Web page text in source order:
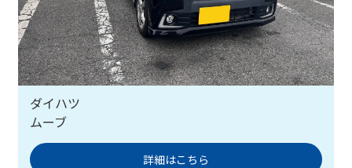
ダイハツ
ムーブ
詳細はこちら